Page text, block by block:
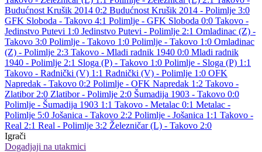
Budućnost Krušik 2014 0:2 Budućnost Krušik 2014 - Polimlje 3:0
GFK Sloboda - Takovo 4:1 Polimlje - GFK Sloboda 0:0 Takovo -
Jedinstvo Putevi 1:0 Jedinstvo Putevi - Polimlje 2:1 Omladinac (Z) -
Takovo 3:0 Polimlje - Takovo 1:0 Polimlje - Takovo 1:0 Omladinac
(Z) - Polimlje 2:3 Takovo - Mladi radnik 1940 0:0 Mladi radnik
1940 - Polimlje 2:1 Sloga (P) - Takovo 1:0 Polimlje - Sloga (P) 1:1
Takovo - Radnički (V) 1:1 Radnički (V) - Polimlje 1:0 OFK
Napredak - Takovo 0:2 Polimlje - OFK Napredak 1:2 Takovo -
Zlatibor 2:0 Zlatibor - Polimlje 2:0 Šumadija 1903 - Takovo 0:0
Polimlje - Šumadija 1903 1:1 Takovo - Metalac 0:1 Metalac -
Polimlje 5:0 Jošanica - Takovo 2:2 Polimlje - Jošanica 1:1 Takovo -
Real 2:1 Real - Polimlje 3:2 Železničar (L) - Takovo 2:0
Igrači
Dogadjaji na utakmici